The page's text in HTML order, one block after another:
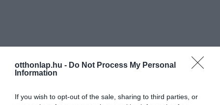
otthonlap.hu - Do Not Process My Personal
Information
If you wish to opt-out of the sale, sharing to third parties, or